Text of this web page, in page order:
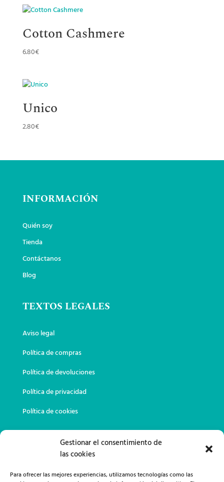
Gestionar el consentimiento de
las cookies
Para ofrecer las mejores experiencias, utilizamos tecnologías como las
Cotton Cashmere
6.80€
Unico
2.80€
INFORMACIÓN
Quién soy
Tienda
Contáctanos
Blog
TEXTOS LEGALES
Aviso legal
Política de compras
Política de devoluciones
Política de privacidad
Política de cookies
DATOS DE CONTACTO